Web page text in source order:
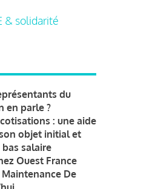
& solidarité
du
en parle ?
: une aide
objet initial et
salaire
Ouest France
Maintenance De